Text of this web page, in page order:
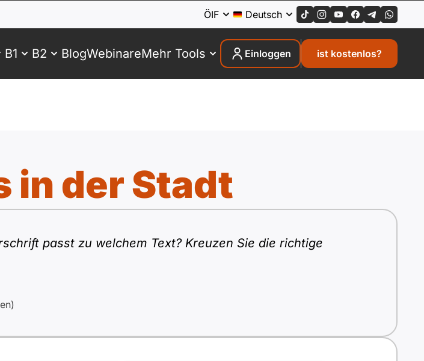
ÖIF Deutsch
B1 B2 BlogWebinareMehr Tools Einloggen ist kostenlos?
in der Stadt
passt zu welchem Text? Kreuzen Sie die richtige